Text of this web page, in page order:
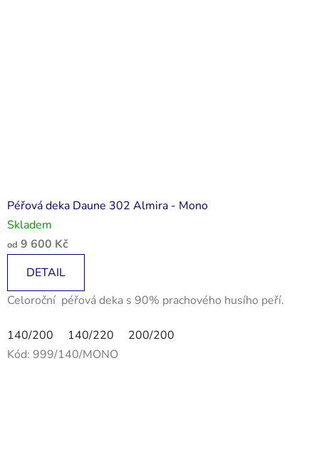
Péřová deka Daune 302 Almira - Mono
Skladem
od 9 600 Kč
DETAIL
Celoroční péřová deka s 90% prachového husího peří.
140/200 140/220
200/200
Kód: 999/140/MONO